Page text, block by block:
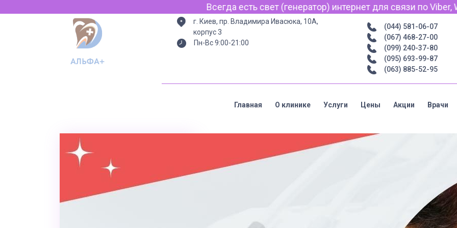
Всегда есть свет (генератор) интернет для связи по Viber, WhatsApp и Telegram.
г. Киев, пр. Владимира Ивасюка, 10А,
корпус 3
Пн-Вс 9:00-21:00
(044) 581-06-07
(067) 468-27-00
(099) 240-37-80
(095) 693-99-87
(063) 885-52-95
Главная О клинике Услуги Цены Акции Врачи